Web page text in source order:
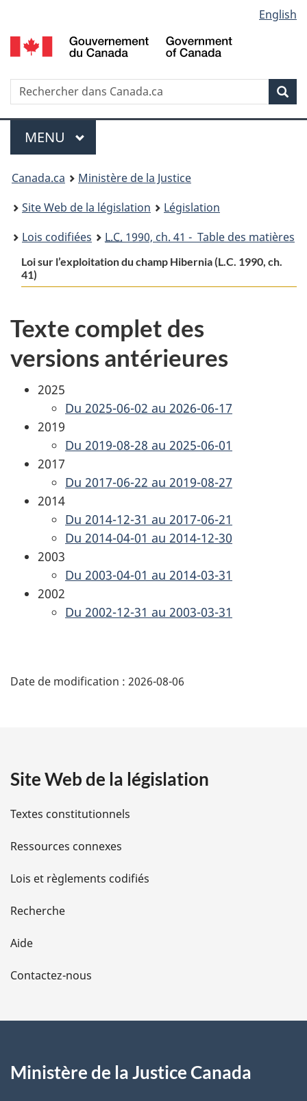
au
contenu
propos
de
la
HTML
simplifiée
selection
English
Recherche
Menu
MENU PRINCIPAL
You
are
here:
Canada.ca
Ministère de la Justice
Site Web de la législation
Législation
Lois codifiées
L.C. 1990, ch. 41 - Table des matières
Loi sur l’exploitation du champ Hibernia (L.C. 1990, ch.
41)
Texte complet des
versions antérieures
2025
Du 2025-06-02 au 2026-06-17
2019
Du 2019-08-28 au 2025-06-01
2017
Du 2017-06-22 au 2019-08-27
2014
Du 2014-12-31 au 2017-06-21
Du 2014-04-01 au 2014-12-30
2003
Du 2003-04-01 au 2014-03-31
2002
Du 2002-12-31 au 2003-03-31
é
i
l
s
d
e
l
a
e
Date de modification : 2026-08-06
Site Web de la législation
Textes constitutionnels
Ressources connexes
Lois et règlements codifiés
Recherche
Aide
Contactez-nous
Ministère de la Justice Canada